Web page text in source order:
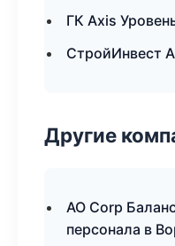
ГК Axis
СтройИнвест
Другие
АО Corp
персонала в